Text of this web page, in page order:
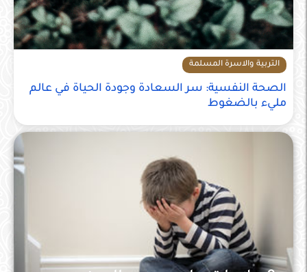
التربية والاسرة المسلمة
الصحة النفسية: سر السعادة وجودة الحياة في عالم
مليء بالضغوط